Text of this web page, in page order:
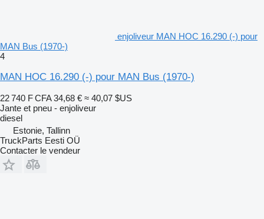
enjoliveur MAN HOC 16.290 (-) pour
MAN Bus (1970-)
4
MAN HOC 16.290 (-) pour MAN Bus (1970-)
22 740 F CFA 34,68 € ≈ 40,07 $US
Jante et pneu - enjoliveur
diesel
Estonie, Tallinn
TruckParts Eesti OÜ
Contacter le vendeur